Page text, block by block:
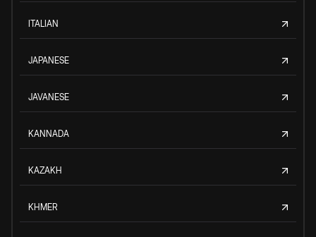
ITALIAN
JAPANESE
JAVANESE
KANNADA
KAZAKH
KHMER